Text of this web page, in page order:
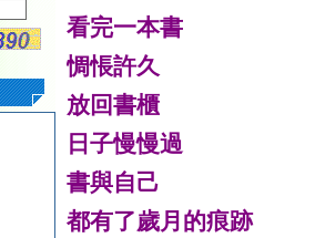
看完一本
惆悵許久
放回書櫃
日子慢慢過
書與自己
都有了歲月的痕跡